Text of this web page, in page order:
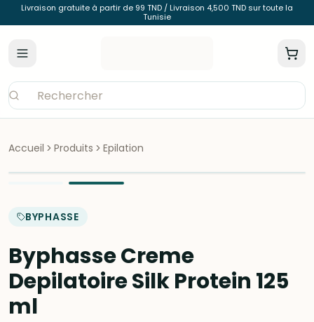
Livraison gratuite à partir de 99 TND / Livraison 4,500 TND sur toute la
Tunisie
Accueil Produits Epilation
BYPHASSE
Byphasse Creme
Depilatoire Silk Protein 125
ml